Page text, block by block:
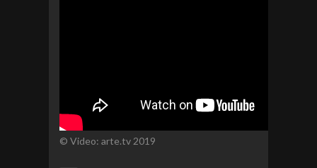
© Video: arte.tv 2019